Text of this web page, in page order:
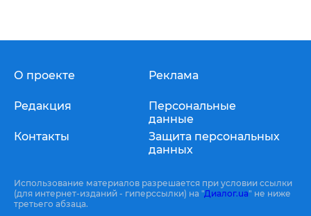
О проекте
Редакция
Контакты
Реклама
Персональные
данные
Защита персональных
данных
Использование материалов разрешается при условии ссылки
(для интернет-изданий - гиперссылки) на "Диалог.ua" не ниже
третьего абзаца.